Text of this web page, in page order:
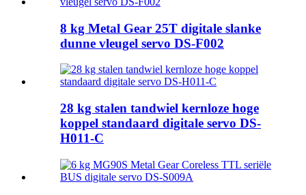
8 kg Metal Gear 25T digitale slanke
dunne vleugel servo DS-F002
28 kg stalen tandwiel kernloze hoge
koppel standaard digitale servo DS-
H011-C